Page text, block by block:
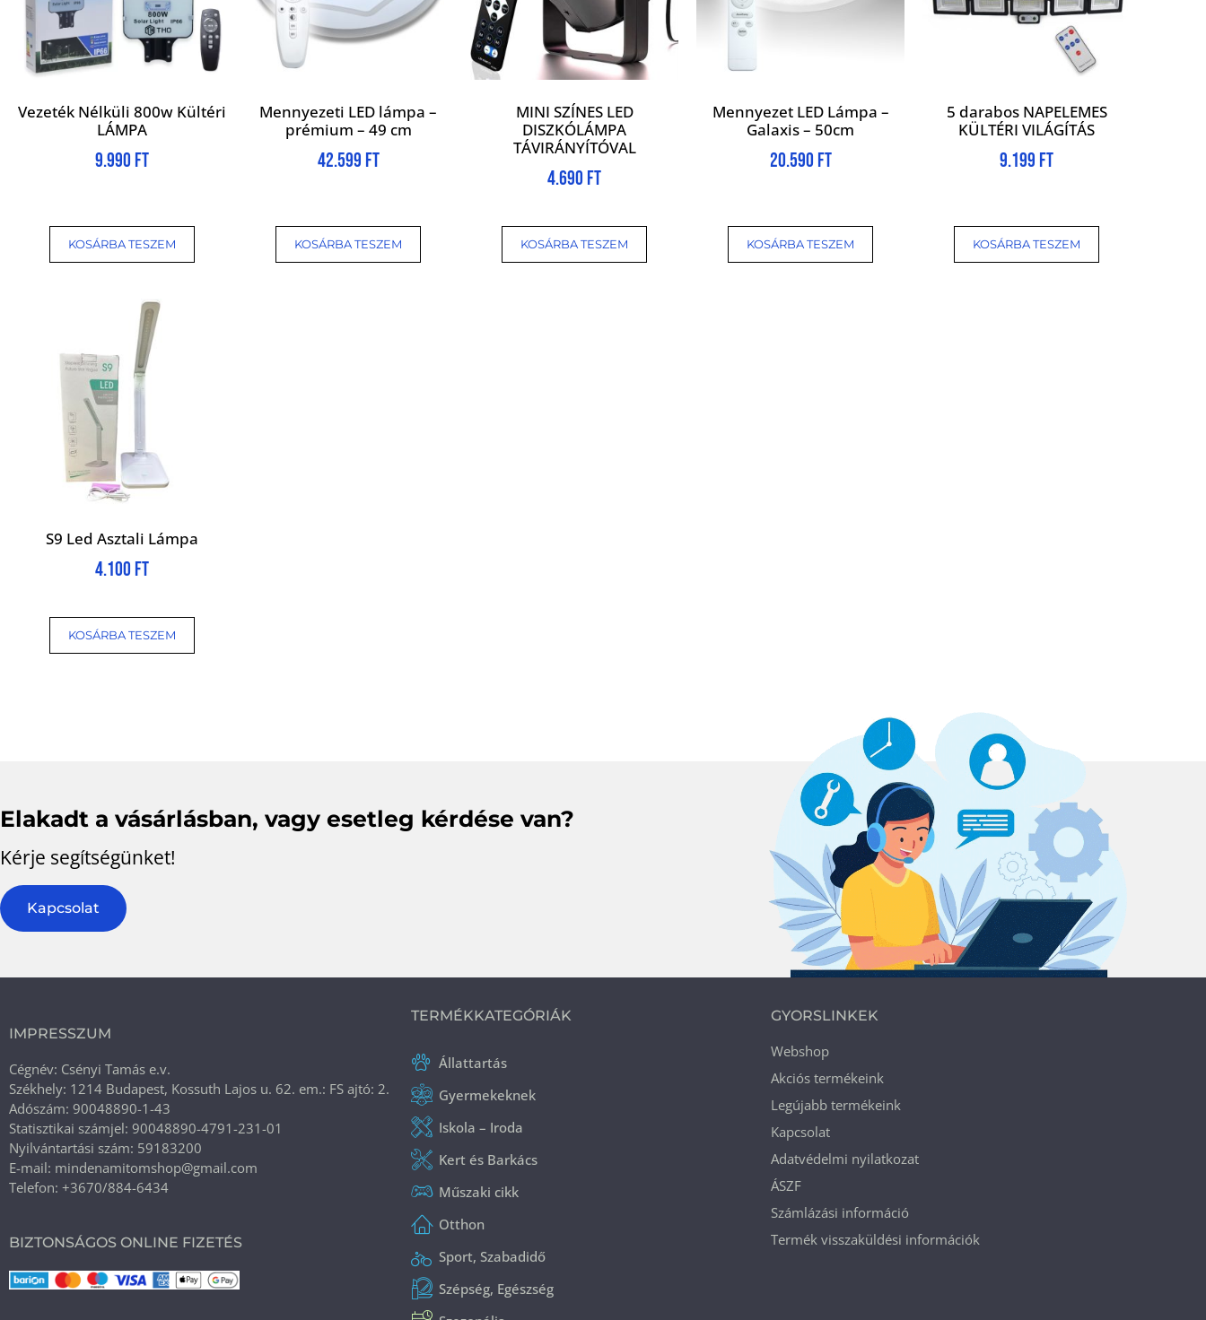
Vezeték Nélküli 800w Kültéri
LÁMPA
9.990 Ft
KOSÁRBA TESZEM
Mennyezeti LED lámpa –
prémium – 49 cm
42.599 Ft
KOSÁRBA TESZEM
MINI SZÍNES LED
DISZKÓLÁMPA
TÁVIRÁNYÍTÓVAL
4.690 Ft
KOSÁRBA TESZEM
Mennyezet LED Lámpa –
Galaxis – 50cm
20.590 Ft
KOSÁRBA TESZEM
5 darabos NAPELEMES
KÜLTÉRI VILÁGÍTÁS
9.199 Ft
KOSÁRBA TESZEM
S9 Led Asztali Lámpa
4.100 Ft
KOSÁRBA TESZEM
Elakadt a vásárlásban, vagy esetleg kérdése van?
Kérje segítségünket!
Kapcsolat
IMPRESSZUM
Cégnév: Csényi Tamás e.v.
Székhely: 1214 Budapest, Kossuth Lajos u. 62. em.: FS ajtó: 2.
Adószám: 90048890-1-43
Statisztikai számjel: 90048890-4791-231-01
Nyilvántartási szám: 59183200
E-mail: mindenamitomshop@gmail.com
Telefon: +3670/884-6434
BIZTONSÁGOS ONLINE FIZETÉS
TERMÉKKATEGÓRIÁK
Állattartás
Gyermekeknek
Iskola – Iroda
Kert és Barkács
Műszaki cikk
Otthon
Sport, Szabadidő
Szépség, Egészség
GYORSLINKEK
Webshop
Akciós termékeink
Legújabb termékeink
Kapcsolat
Adatvédelmi nyilatkozat
ÁSZF
Számlázási információ
Termék visszaküldési információk